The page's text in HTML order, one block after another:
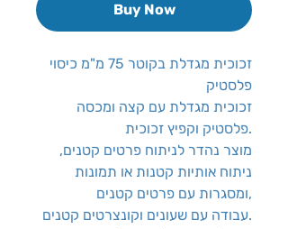
Buy Now
זכוכית מגדלת בקוטר 75 מ"מ כיסוי
פלסטיק
זכוכית מגדלת עם קצה ומכסה
פלסטיק וקפיץ זכוכית.
מוצר נהדר לניתוח פרטים קטנים,
ניתוח אותיות קטנות או תמונות
ומסגרות עם פרטים קטנים,
עבודה עם שעונים וקונצרטים קטנים.